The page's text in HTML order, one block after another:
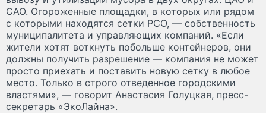
САО. Огороженные площадки, в которых или рядом
с которыми находятся сетки РСО, — собственность
муниципалитета и управляющих компаний. «Если
жители хотят воткнуть побольше контейнеров, они
должны получить разрешение — компания не может
просто приехать и поставить новую сетку в любое
место. Только в строго отведенное городскими
властями», — говорит Анастасия Голуцкая, пресс-
секретарь «ЭкоЛайна».